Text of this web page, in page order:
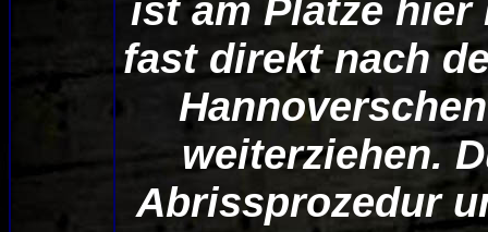
ist am Platze hier
fast direkt nach
weiterziehen.
Abrissprozedur